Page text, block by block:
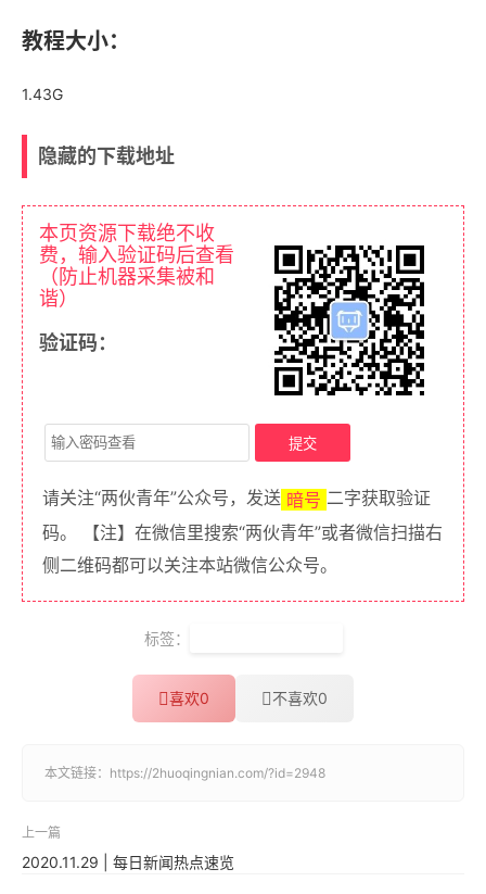
教程大小：
1.43G
隐藏的下载地址
本页资源下载绝不收
费，输入验证码后查看
（防止机器采集被和
谐）
验证码：
请关注“两伙青年”公众号，发送 暗号 二字获取验证
码。 【注】在微信里搜索“两伙青年”或者微信扫描右
侧二维码都可以关注本站微信公众号。
标签：
喜欢0 不喜欢0
本文链接： https://2huoqingnian.com/?id=2948
上一篇
2020.11.29 | 每日新闻热点速览